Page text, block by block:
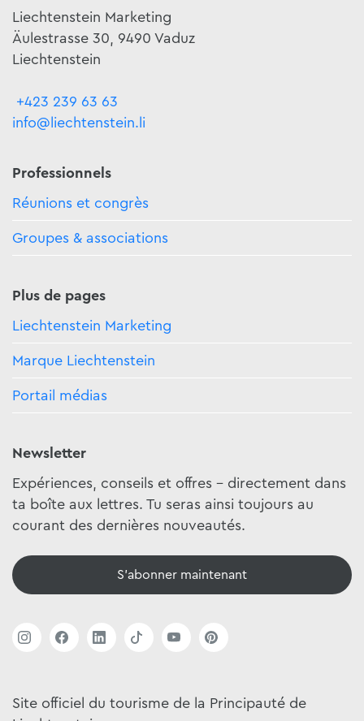
Liechtenstein Marketing
Äulestrasse 30, 9490 Vaduz
Liechtenstein
+423 239 63 63
info@liechtenstein.li
Professionnels
Réunions et congrès
Groupes & associations
Plus de pages
Liechtenstein Marketing
Marque Liechtenstein
Portail médias
Newsletter
Expériences, conseils et offres - directement dans
ta boîte aux lettres. Tu seras ainsi toujours au
courant des dernières nouveautés.
S'abonner maintenant
Site officiel du tourisme de la Principauté de